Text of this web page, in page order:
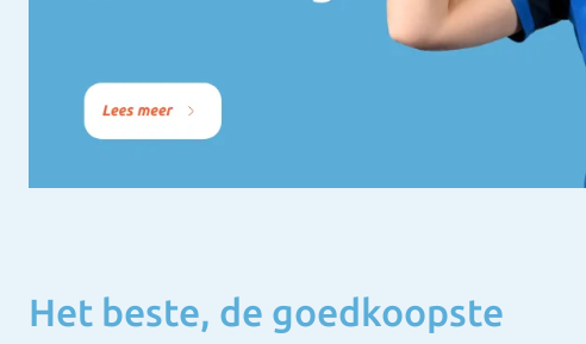
Het beste, de goedkoopste